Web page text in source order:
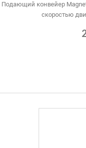
Подающий конвейер
скоростью